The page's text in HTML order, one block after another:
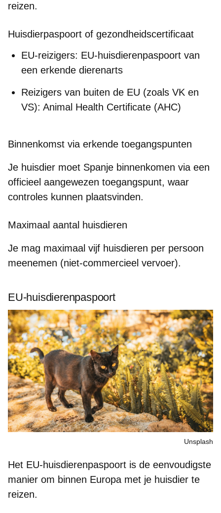
reizen.
Huisdierpaspoort of gezondheidscertificaat
EU-reizigers: EU-huisdierenpaspoort van
een erkende dierenarts
Reizigers van buiten de EU (zoals VK en
VS): Animal Health Certificate (AHC)
Binnenkomst via erkende toegangspunten
Je huisdier moet Spanje binnenkomen via een
officieel aangewezen toegangspunt, waar
controles kunnen plaatsvinden.
Maximaal aantal huisdieren
Je mag maximaal vijf huisdieren per persoon
meenemen (niet-commercieel vervoer).
EU-huisdierenpaspoort
Unsplash
Het EU-huisdierenpaspoort is de eenvoudigste
manier om binnen Europa met je huisdier te
reizen.